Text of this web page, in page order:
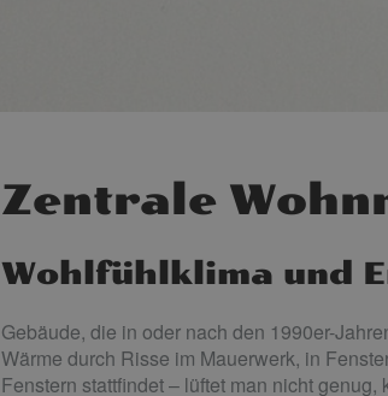
Zentrale
Wohlfühlklima und
Gebäude, die in oder nach den 1990er-
Wärme durch Risse im Mauerwerk, in
Fenstern stattfindet – lüftet man nicht